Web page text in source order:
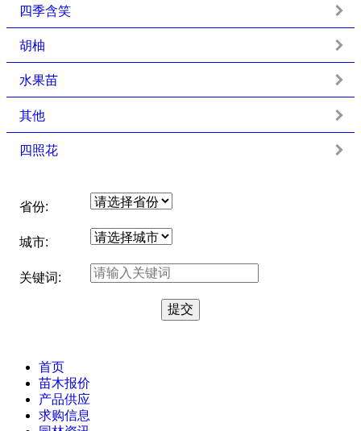
四季含笑
胡柚
水果苗
其他
四照花
省份:
城市:
关键词:
首页
苗木报价
产品供应
求购信息